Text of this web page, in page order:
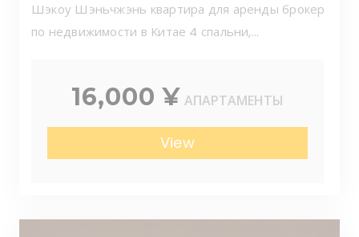
Шэкоу Шэньчжэнь квартира для аренды брокер
по недвижимости в Китае 4 спальни,...
16,000 ¥ АПАРТАМЕНТЫ
View